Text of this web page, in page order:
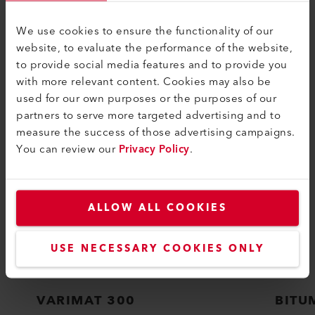
We use cookies to ensure the functionality of our
website, to evaluate the performance of the website,
to provide social media features and to provide you
with more relevant content. Cookies may also be
used for our own purposes or the purposes of our
partners to serve more targeted advertising and to
measure the success of those advertising campaigns.
You can review ourPrivacy Policy.
ALLOW ALL COOKIES
USE NECESSARY COOKIES ONLY
ÄHNLICHE PRODUKTE
Das Beste oder nichts
VARIMAT 300